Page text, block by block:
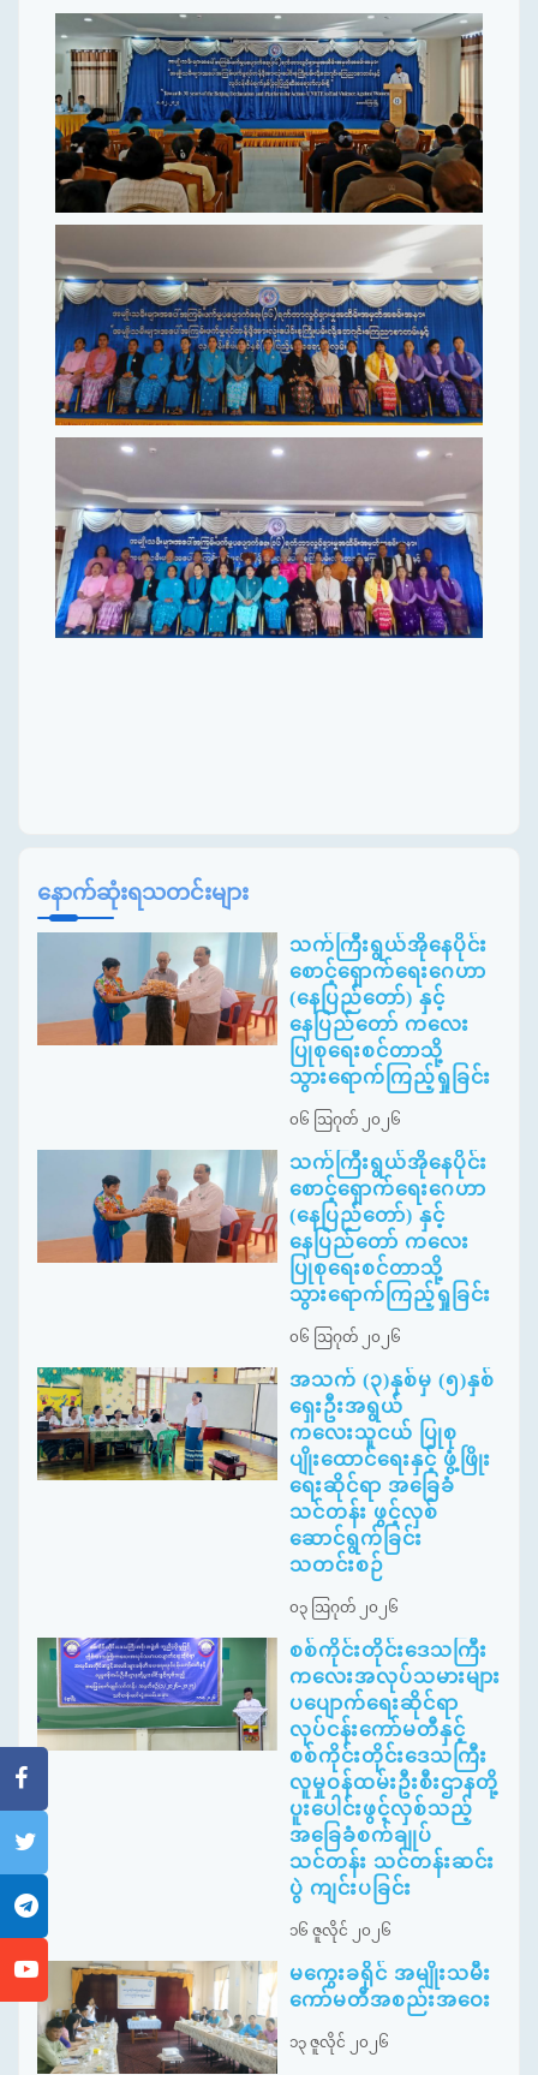
နောက်ဆုံးရသတင်းများ
သက်ကြီးရွယ်အိုနေပိုင်း
စောင့်ရှောက်ရေးဂေဟာ
(နေပြည်တော်) နှင့်
နေပြည်တော် ကလေး
ပြုစုရေးစင်တာသို့
သွားရောက်ကြည့်ရှုခြင်း
၀၆ ဩဂုတ် ၂၀၂၆
သက်ကြီးရွယ်အိုနေပိုင်း
စောင့်ရှောက်ရေးဂေဟာ
(နေပြည်တော်) နှင့်
နေပြည်တော် ကလေး
ပြုစုရေးစင်တာသို့
သွားရောက်ကြည့်ရှုခြင်း
၀၆ ဩဂုတ် ၂၀၂၆
အသက် (၃)နှစ်မှ (၅)နှစ်
ရှေးဦးအရွယ်
ကလေးသူငယ် ပြုစု
ပျိုးထောင်ရေးနှင့် ဖွံ့ဖြိုး
ရေးဆိုင်ရာ အခြေခံ
သင်တန်း ဖွင့်လှစ်
ဆောင်ရွက်ခြင်း
သတင်းစဉ်
၀၃ ဩဂုတ် ၂၀၂၆
စစ်ကိုင်းတိုင်းဒေသကြီး
ကလေးအလုပ်သမားများ
ပပျောက်ရေးဆိုင်ရာ
လုပ်ငန်းကော်မတီနှင့်
စစ်ကိုင်းတိုင်းဒေသကြီး
လူမှုဝန်ထမ်းဦးစီးဌာနတို့
ပူးပေါင်းဖွင့်လှစ်သည့်
အခြေခံစက်ချုပ်
သင်တန်း သင်တန်းဆင်း
ပွဲ ကျင်းပခြင်း
၁၆ ဇူလိုင် ၂၀၂၆
မကွေးခရိုင် အမျိုးသမီး
ကော်မတီအစည်းအဝေး
၁၃ ဇူလိုင် ၂၀၂၆